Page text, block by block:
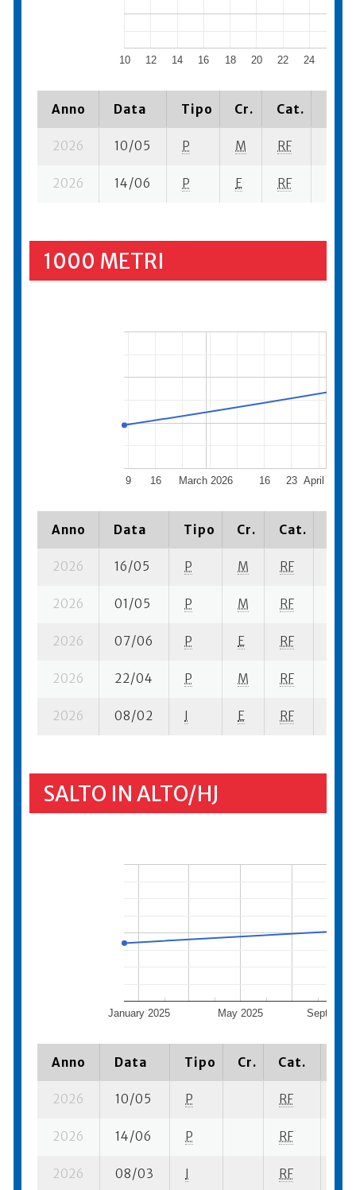
10 12 14 16 18 20 22 24
Anno Data Tipo Cr. Cat.
2026 10/05 P M RF
2026 14/06 P E RF
1000 METRI
March 2026 April 2026
9 16 16 23
Anno Data Tipo Cr. Cat.
2026 16/05 P M RF
2026 01/05 P M RF
2026 07/06 P E RF
2026 22/04 P M RF
2026 08/02 I E RF
SALTO IN ALTO/HJ
January 2025 May 2025
Anno Data Tipo Cr. Cat.
2026 10/05 P RF
2026 14/06 P RF
2026 08/03 I RF